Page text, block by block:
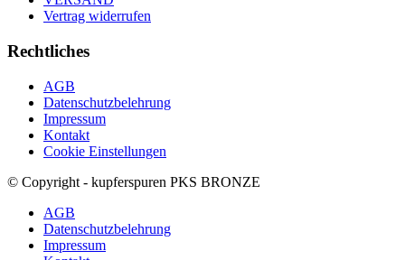
Vertrag widerrufen
Rechtliches
AGB
Datenschutzbelehrung
Impressum
Kontakt
Cookie Einstellungen
© Copyright - kupferspuren PKS BRONZE
AGB
Datenschutzbelehrung
Impressum